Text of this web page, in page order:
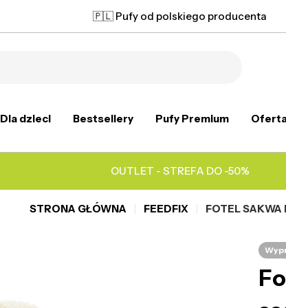
🇵🇱 Pufy od polskiego producenta
Dla dzieci Bestsellery Pufy Premium
OUTLET - STREFA DO -50%
STRONA GŁÓWNA FEEDFIX FOTEL SAKWA